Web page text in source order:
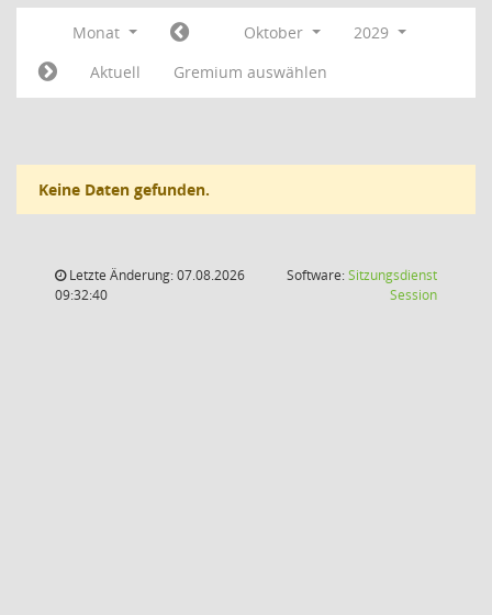
Monat Oktober
2029
Aktuell
Gremium auswählen
Keine Daten gefunden.
Letzte Änderung: 07.08.2026
09:32:40
Software:Sitzungsdienst
Session(Wird in